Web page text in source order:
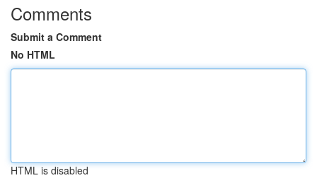
Comments
Submit a Comment
No HTML
HTML is disabled